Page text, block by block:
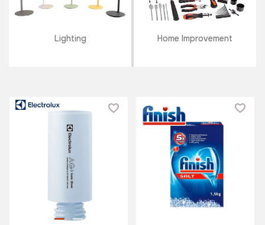
Lighting Home Improvement